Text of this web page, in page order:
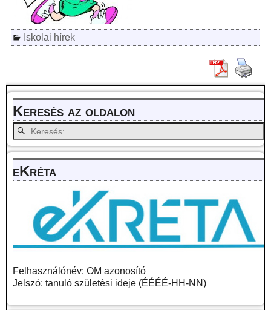
Iskolai hírek
Keresés az oldalon
eKréta
Felhasználónév: OM azonosító
Jelszó: tanuló születési ideje (ÉÉÉÉ-HH-NN)